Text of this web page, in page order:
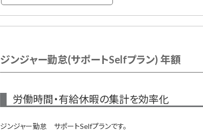
ジンジャー勤怠(サポートSelfプラン) 年額
労働時間・有給休暇の集計を効率化
ジンジャー勤怠 サポートSelfプランです。